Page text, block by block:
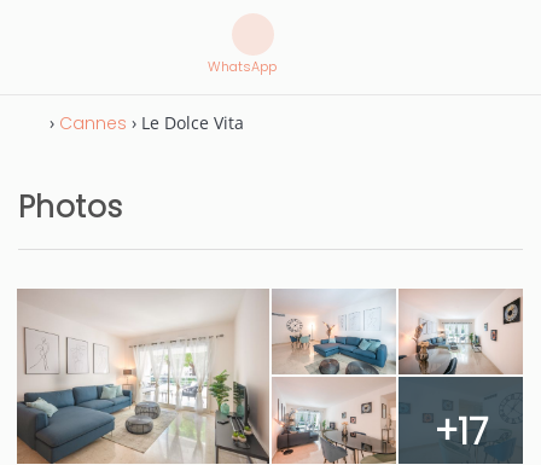
WhatsApp
› Cannes › Le Dolce Vita
Photos
+17